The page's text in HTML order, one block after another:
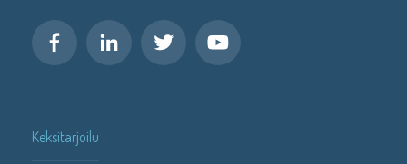
Keksitarjoilu